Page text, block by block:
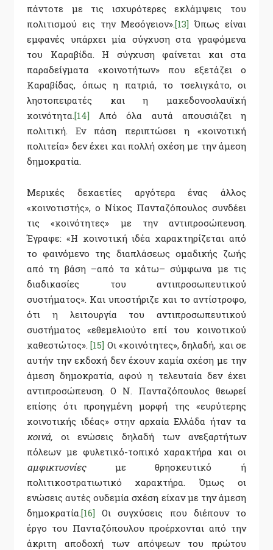
πάντοτε με τις ισχυρότερες εκλάμψεις του
πολιτισμού εις την Μεσόγειον».[13] Όπως είναι
εμφανές υπάρχει μία σύγχυση στα γραφόμενα
του Καραβίδα. Η σύγχυση φαίνεται και στα
παραδείγματα «κοινοτήτων» που εξετάζει ο
Καραβίδας, όπως η πατριά, το τσελιγκάτο, οι
ληστοπειρατές και η μακεδονοσλαυϊκή
κοινότητα. [14] Από όλα αυτά απουσιάζει η
πολιτική. Εν πάση περιπτώσει η «κοινοτική
πολιτεία» δεν έχει και πολλή σχέση με την άμεση
δημοκρατία.
Μερικές δεκαετίες αργότερα ένας άλλος
«κοινοτιστής», ο Νίκος Πανταζόπουλος συνδέει
τις «κοινότητες» με την αντιπροσώπευση.
Έγραφε: «Η κοινοτική ιδέα χαρακτηρίζεται από
το φαινόμενο της διαπλάσεως ομαδικής ζωής
από τη βάση –από τα κάτω– σύμφωνα με τις
διαδικασίες του αντιπροσωπευτικού
συστήματος». Και υποστήριζε και το αντίστροφο,
ότι η λειτουργία του αντιπροσωπευτικού
συστήματος «εθεμελιούτο επί του κοινοτικού
καθεστώτος». [15] Oι «κοινότητες», δηλαδή, και σε
αυτήν την εκδοχή δεν έχουν καμία σχέση με την
άμεση δημοκρατία, αφού η τελευταία δεν έχει
αντιπροσώπευση. Ο Ν. Πανταζόπουλος θεωρεί
επίσης ότι προηγμένη μορφή της «ευρύτερης
κοινοτικής ιδέας» στην αρχαία Ελλάδα ήταν τα
κοινά, οι ενώσεις δηλαδή των ανεξαρτήτων
πόλεων με φυλετικό-τοπικό χαρακτήρα και οι
αμφικτυονίες με θρησκευτικό ή
πολιτικοστρατιωτικό χαρακτήρα. Όμως οι
ενώσεις αυτές ουδεμία σχέση είχαν με την άμεση
δημοκρατία. [16] Οι συγχύσεις που διέπουν το
έργο του Πανταζόπουλου προέρχονται από την
άκριτη αποδοχή των απόψεων του πρώτου